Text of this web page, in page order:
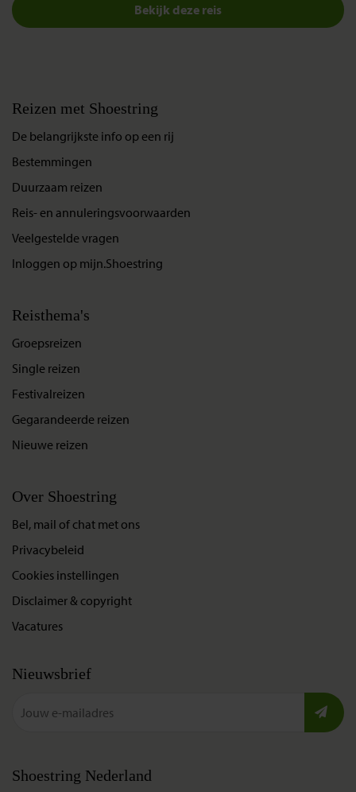
Bekijk deze reis
Reizen met Shoestring
De belangrijkste info op een rij
Bestemmingen
Duurzaam reizen
Reis- en annuleringsvoorwaarden
Veelgestelde vragen
Inloggen op mijn.Shoestring
Reisthema's
Groepsreizen
Single reizen
Festivalreizen
Gegarandeerde reizen
Nieuwe reizen
Over Shoestring
Bel, mail of chat met ons
Privacybeleid
Cookies instellingen
Disclaimer & copyright
Vacatures
Nieuwsbrief
Shoestring Nederland